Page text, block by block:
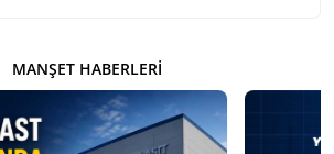
MANŞET HABERLERI